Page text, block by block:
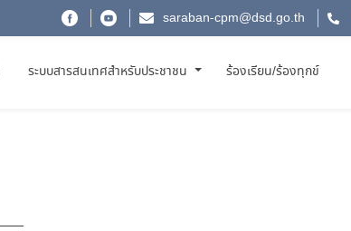
saraban-cpm@dsd.go.th
ระบบสารสนเทศสำหรับประชาชน ร้องเรียน/ร้องทุกข์